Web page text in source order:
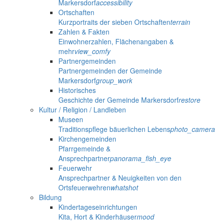
Markersdorfaccessibility
Ortschaften
Kurzportraits der sieben Ortschaftenterrain
Zahlen & Fakten
Einwohnerzahlen, Flächenangaben &
mehrview_comfy
Partnergemeinden
Partnergemeinden der Gemeinde
Markersdorfgroup_work
Historisches
Geschichte der Gemeinde Markersdorfrestore
Kultur / Religion / Landleben
Museen
Traditionspflege bäuerlichen Lebensphoto_camera
Kirchengemeinden
Pfarrgemeinde &
Ansprechpartnerpanorama_fish_eye
Feuerwehr
Ansprechpartner & Neuigkeiten von den
Ortsfeuerwehrenwhatshot
Bildung
Kindertageseinrichtungen
Kita, Hort & Kinderhäusermood